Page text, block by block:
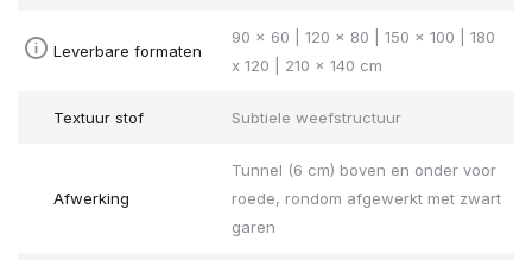
Leverbare formaten
90 x 60 | 120 x 80 | 150 x 100 | 180
x 120 | 210 x 140 cm
Textuur stof Subtiele weefstructuur
Afwerking
Tunnel (6 cm) boven en onder voor
roede, rondom afgewerkt met zwart
garen